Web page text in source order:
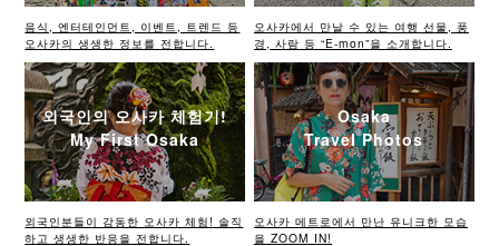
음식, 엔터테인먼트, 이벤트, 트렌드 등
오사카의 생생한 정보를 전합니다.
오사카에서 만날 수 있는 여행 선물, 풍
경, 사람 등 “E-mon”을 소개합니다.
외국인의 오사카 체험기!
My First Osaka
외국인분들이 감동한 오사카 체험! 솔직
하고 생생한 반응을 전합니다.
Osaka
Travel Photos
오사카 메트로에서 만난 유니크한 모습
을 ZOOM IN!